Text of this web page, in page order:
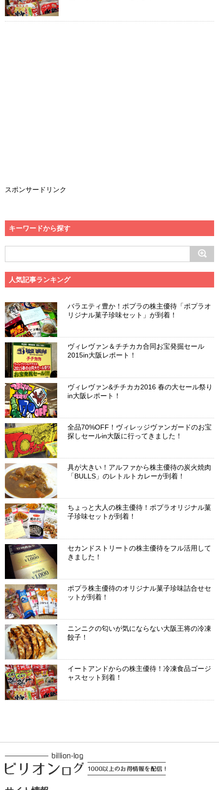
スポンサードリンク
キーワードから探す
人気記事ランキング
バラエティ豊か！ポプラの株主優待「ポプラオ
リジナル菓子珍味セット」が到着！
ヴィレヴァン＆チチカカ合同お宝発掘セール
2015in大阪レポート！
ヴィレヴァン&チチカカ2016 春の大セール祭り
in大阪レポート！
全品70%OFF！ヴィレッジヴァンガードのお宝
探しセールin大阪に行ってきました！
具が大きい！アルファから株主優待の炭火焼肉
「BULLS」のレトルトカレーが到着！
ちょっと大人の株主優待！ポプラオリジナル菓
子珍味セットが到着！
セカンドストリートの株主優待をフル活用して
きました！
ポプラ株主優待のオリジナル菓子珍味詰合せセ
ットが到着！
ニンニクの匂いが気にならない大阪王将の冷凍
餃子！
イートアンドからの株主優待！冷凍食品ゴージ
ャスセット到着！